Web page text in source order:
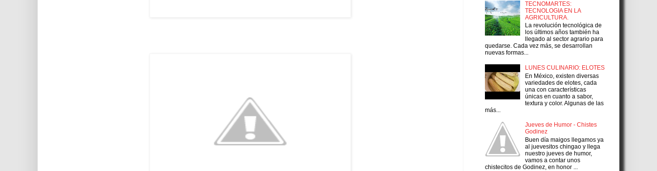
TECNOMARTES:
TECNOLOGIA EN LA
AGRICULTURA.
La revolución tecnológica de
los últimos años también ha
llegado al sector agrario para
quedarse. Cada vez más, se desarrollan
nuevas formas...
LUNES CULINARIO: ELOTES
En México, existen diversas
variedades de elotes, cada
una con características
únicas en cuanto a sabor,
textura y color. Algunas de las
más...
Jueves de Humor - Chistes
Godinez
Buen día maigos llegamos ya
al juevesitos chingao y llega
nuestro jueves de humor,
vamos a contar unos
chistecitos de Godinez, en honor ...